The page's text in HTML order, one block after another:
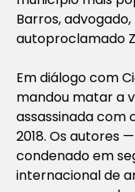
Barros,
autoproclamado
Em diálogo com
mandou matar a
assassinada com
2018. Os autores
condenado em
internacional de